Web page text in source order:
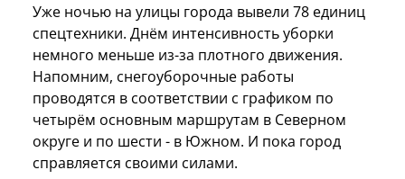
Уже ночью на улицы города вывели 78 единиц
спецтехники. Днём интенсивность уборки
немного меньше из-за плотного движения.
Напомним, снегоуборочные работы
проводятся в соответствии с графиком по
четырём основным маршрутам в Северном
округе и по шести - в Южном. И пока город
справляется своими силами.